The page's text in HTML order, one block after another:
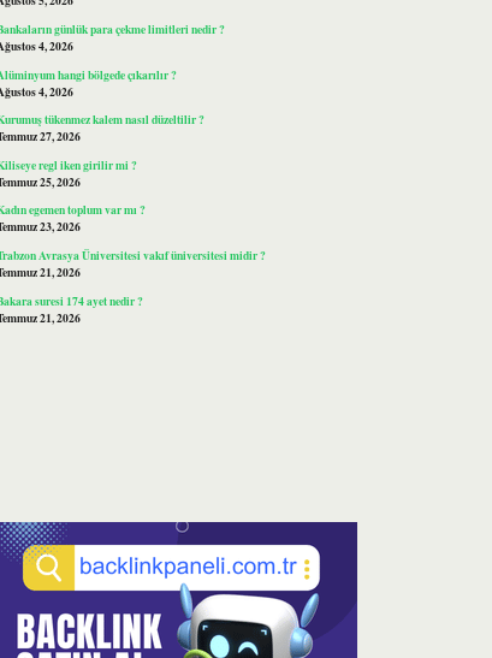
günlük para çekme limitleri nedir ?
4, 2026
hangi bölgede çıkarılır ?
4, 2026
tükenmez kalem nasıl düzeltilir ?
27, 2026
regl iken girilir mi ?
25, 2026
egemen toplum var mı ?
23, 2026
Avrasya Üniversitesi vakıf üniversitesi midir ?
21, 2026
suresi 174 ayet nedir ?
21, 2026